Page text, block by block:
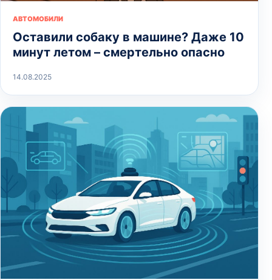
АВТОМОБИЛИ
Оставили собаку в машине? Даже 10
минут летом – смертельно опасно
14.08.2025